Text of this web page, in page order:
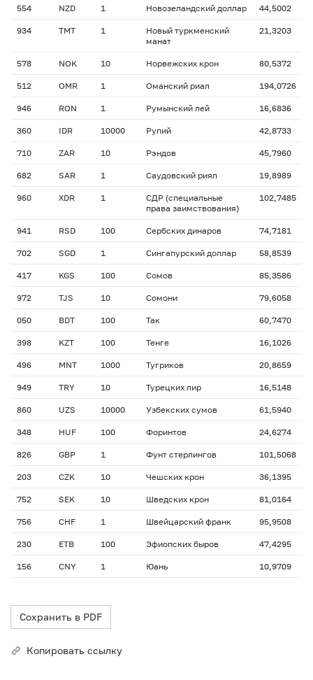
554 NZD 1 Новозеландский доллар 44,5002
934 TMT 1
Новый туркменский
манат
21,3203
578 NOK 10 Норвежских крон 80,5372
512 OMR 1 Оманский риал 194,0726
946 RON 1 Румынский лей 16,6836
360 IDR 10000 Рупий 42,8733
710 ZAR 10 Рэндов 45,7960
682 SAR 1 Саудовский риял 19,8989
960 XDR 1
СДР (специальные
права заимствования)
102,7485
941 RSD 100 Сербских динаров 74,7181
702 SGD 1 Сингапурский доллар 58,8539
417 KGS 100 Сомов 85,3586
972 TJS 10 Сомони 79,6058
050 BDT 100 Так 60,7470
398 KZT 100 Тенге 16,1026
496 MNT 1000 Тугриков 20,8659
949 TRY 10 Турецких лир 16,5148
860 UZS 10000 Узбекских сумов 61,5940
348 HUF 100 Форинтов 24,6274
826 GBP 1 Фунт стерлингов 101,5068
203 CZK 10 Чешских крон 36,1395
752 SEK 10 Шведских крон 81,0164
756 CHF 1 Швейцарский франк 95,9508
230 ETB 100 Эфиопских быров 47,4295
156 CNY 1 Юань 10,9709
Сохранить в PDF
Копировать ссылку